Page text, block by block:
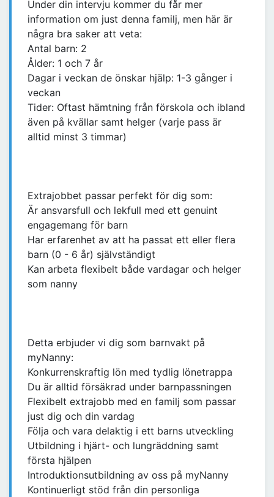
Under din intervju kommer du får mer
information om just denna familj, men här är
några bra saker att veta:
Antal barn: 2
Ålder: 1 och 7 år
Dagar i veckan de önskar hjälp: 1-3 gånger i
veckan
Tider: Oftast hämtning från förskola och ibland
även på kvällar samt helger (varje pass är
alltid minst 3 timmar)
Extrajobbet passar perfekt för dig som:
Är ansvarsfull och lekfull med ett genuint
engagemang för barn
Har erfarenhet av att ha passat ett eller flera
barn (0 - 6 år) självständigt
Kan arbeta flexibelt både vardagar och helger
som nanny
Detta erbjuder vi dig som barnvakt på
myNanny:
Konkurrenskraftig lön med tydlig lönetrappa
Du är alltid försäkrad under barnpassningen
Flexibelt extrajobb med en familj som passar
just dig och din vardag
Följa och vara delaktig i ett barns utveckling
Utbildning i hjärt- och lungräddning samt
första hjälpen
Introduktionsutbildning av oss på myNanny
Kontinuerligt stöd från din personliga